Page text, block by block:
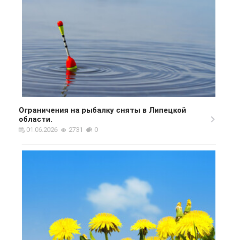
Ограничения на рыбалку сняты в Липецкой
области.
01.06.2026 2731 0